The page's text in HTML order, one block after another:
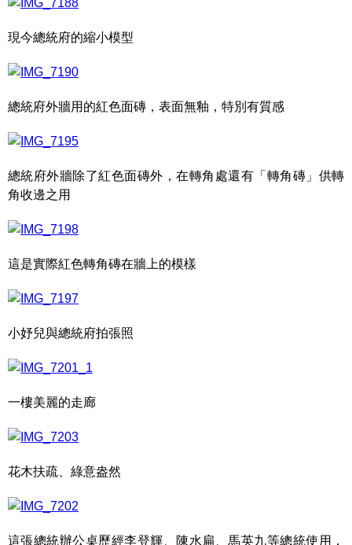
現今總統府的縮小模型
總統府外牆用的紅色面磚，表面無釉，特別有質感
總統府外牆除了紅色面磚外，在轉角處還有「轉角磚」供轉
角收邊之用
這是實際紅色轉角磚在牆上的模樣
小妤兒與總統府拍張照
一樓美麗的走廊
花木扶疏、綠意盎然
這張總統辦公桌歷經李登輝、陳水扁、馬英九等總統使用，